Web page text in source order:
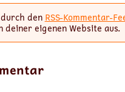
den RSS-Kommentar-
deiner eigenen Website aus.